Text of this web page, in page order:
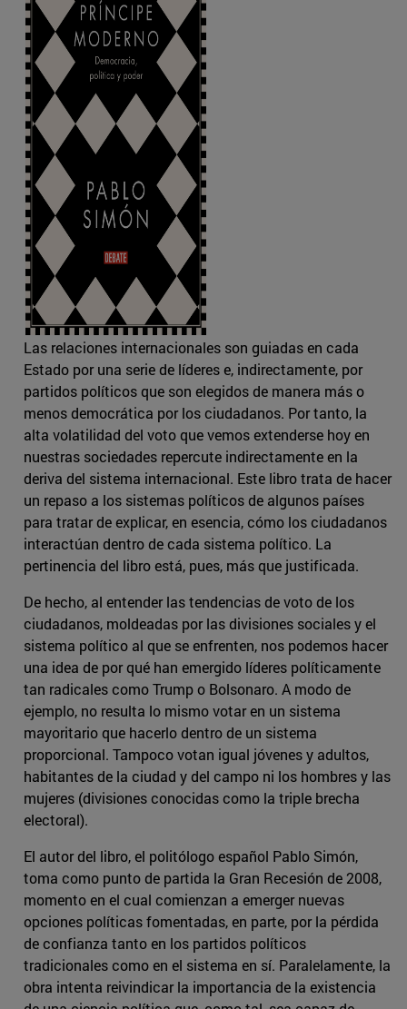
Las relaciones internacionales son guiadas en cada
Estado por una serie de líderes e, indirectamente, por
partidos políticos que son elegidos de manera más o
menos democrática por los ciudadanos. Por tanto, la
alta volatilidad del voto que vemos extenderse hoy en
nuestras sociedades repercute indirectamente en la
deriva del sistema internacional. Este libro trata de hacer
un repaso a los sistemas políticos de algunos países
para tratar de explicar, en esencia, cómo los ciudadanos
interactúan dentro de cada sistema político. La
pertinencia del libro está, pues, más que justificada.
De hecho, al entender las tendencias de voto de los
ciudadanos, moldeadas por las divisiones sociales y el
sistema político al que se enfrenten, nos podemos hacer
una idea de por qué han emergido líderes políticamente
tan radicales como Trump o Bolsonaro. A modo de
ejemplo, no resulta lo mismo votar en un sistema
mayoritario que hacerlo dentro de un sistema
proporcional. Tampoco votan igual jóvenes y adultos,
habitantes de la ciudad y del campo ni los hombres y las
mujeres (divisiones conocidas como la triple brecha
electoral).
El autor del libro, el politólogo español Pablo Simón,
toma como punto de partida la Gran Recesión de 2008,
momento en el cual comienzan a emerger nuevas
opciones políticas fomentadas, en parte, por la pérdida
de confianza tanto en los partidos políticos
tradicionales como en el sistema en sí. Paralelamente, la
obra intenta reivindicar la importancia de la existencia